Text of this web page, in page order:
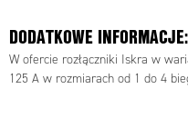
DODATKOWE
W ofercie rozłączniki Iskra w
125 A w rozmiarach od 1 do 4